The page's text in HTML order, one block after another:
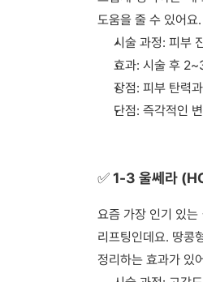
도움을 줄 수 있어요.
시술 과정: 피부
효과: 시술 후
장점: 피부 탄력
단점: 즉각적인
✅ 1-3 울쎄라
요즘 가장 인기 있
리프팅인데요. 땅콩
정리하는 효과가 있